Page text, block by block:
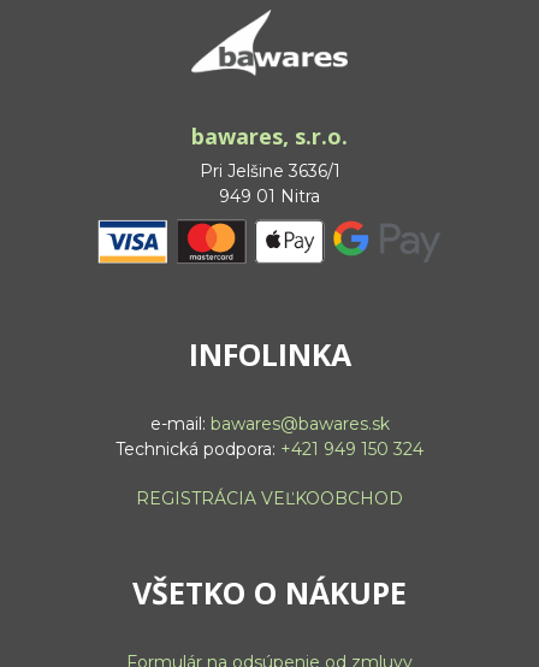
bawares, s.r.o.
Pri Jelšine 3636/1
949 01 Nitra
INFOLINKA
e-mail: bawares@bawares.sk
Technická podpora: +421 949 150 324
REGISTRÁCIA VEĽKOOBCHOD
VŠETKO O NÁKUPE